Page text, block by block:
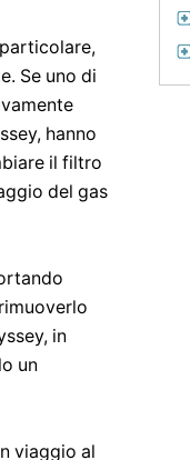
Se uno di
hanno
il filtro
del gas
in
un
viaggio al